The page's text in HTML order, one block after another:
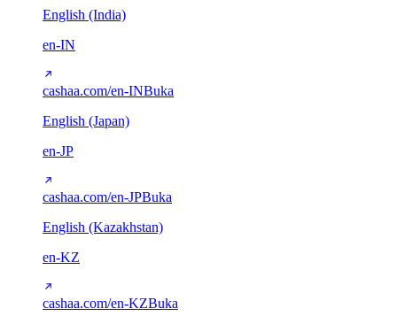
English (India)
en-IN
cashaa.com/en-INBuka
English (Japan)
en-JP
cashaa.com/en-JPBuka
English (Kazakhstan)
en-KZ
cashaa.com/en-KZBuka